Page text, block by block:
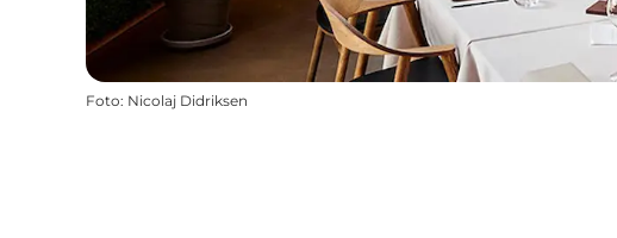
Foto: Nicolaj Didriksen